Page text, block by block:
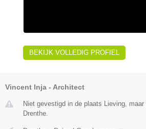
BEKIJK VOLLEDIG PROFIEL
Vincent Inja - Architect
Niet gevestigd in de plaats Lieving,
Drenthe.